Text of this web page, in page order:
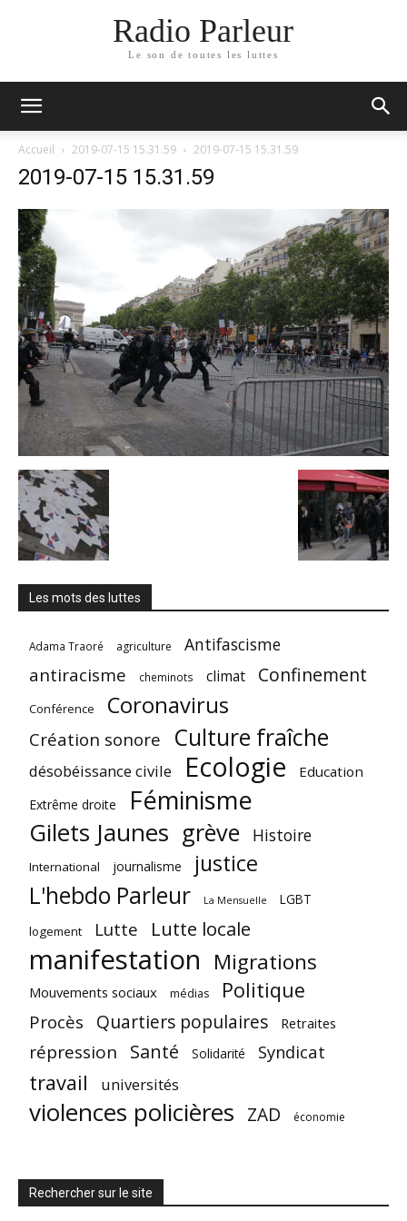
Radio Parleur
Le son de toutes les luttes
Accueil 2019-07-15 15.31.59 2019-07-15 15.31.59
2019-07-15 15.31.59
Les mots des luttes
Adama Traoré agriculture Antifascisme
antiracisme cheminots climat Confinement
Conférence Coronavirus
Création sonore Culture fraîche
désobéissance civile Ecologie Education
Extrême droite Féminisme
Gilets Jaunes grève Histoire
International journalisme justice
L'hebdo Parleur La Mensuelle
LGBT
logement
Lutte Lutte locale
manifestation Migrations
Mouvements sociaux médias Politique
Procès Quartiers populaires Retraites
répression Santé Solidarité Syndicat
travail universités
violences policières ZAD économie
Rechercher sur le site